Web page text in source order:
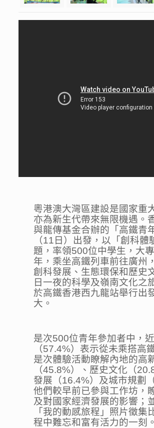
粵港澳大灣區建設是國家重
亦為新生代帶來無限機遇。
與龍傳基金合辦的「高鐵青
（11日）出發，以「創科體
題，率領500位中學生，大
年，乘坐高鐵列車前往廣州
創科發展、生態環保和歷史
日一夜的科學及嶺南文化之
於高鐵香港西九龍站舉行出
大。
是次500位青年參加者中，
（57.4%）表示從未乘搭高
是次體驗活動瞭解內地的高
（45.8%）、歷史文化（
發展（16.4%）及城市規劃
他們較早前已參與工作坊，
及對國家經濟發展的影響；
「我的動感旅程」照片徵集
程中難忘和富有活力的一刻。